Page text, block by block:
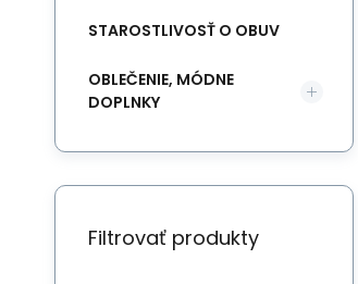
STAROSTLIVOSŤ O OBUV
OBLEČENIE, MÓDNE
DOPLNKY
Filtrovať produkty